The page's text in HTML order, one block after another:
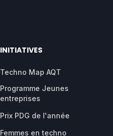
INITIATIVES
Techno Map AQT
Programme Jeunes
entreprises
Prix PDG de l'année
Femmes en techno